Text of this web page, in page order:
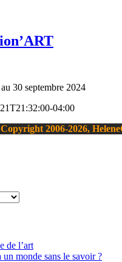
30 septembre 2024
04:00
2006-2026,
de l’art
monde sans le savoir ?